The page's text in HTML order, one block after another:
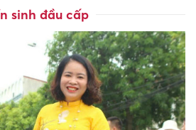
sinh đầu cấp